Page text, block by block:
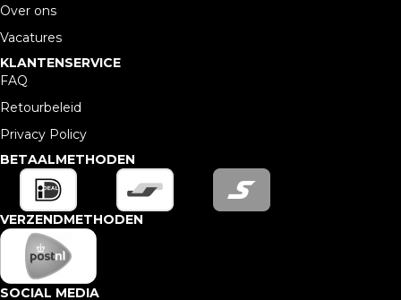
Over ons
Vacatures
KLANTENSERVICE
FAQ
Retourbeleid
Privacy Policy
BETAALMETHODEN
VERZENDMETHODEN
SOCIAL MEDIA